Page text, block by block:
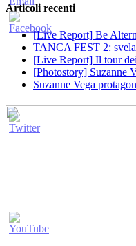
Articoli recenti
[Live Report] Be
TANCA FEST 2:
[Live Report] Il tour
[Photostory] Suzanne
Suzanne Vega